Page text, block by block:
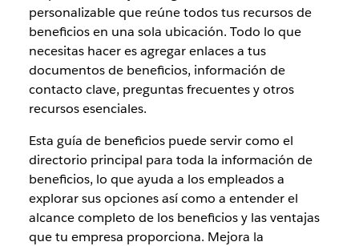
personalizable que reúne todos tus recursos de
beneficios en una sola ubicación. Todo lo que
necesitas hacer es agregar enlaces a tus
documentos de beneficios, información de
contacto clave, preguntas frecuentes y otros
recursos esenciales.
Esta guía de beneficios puede servir como el
directorio principal para toda la información de
beneficios, lo que ayuda a los empleados a
explorar sus opciones así como a entender el
alcance completo de los beneficios y las ventajas
que tu empresa proporciona. Mejora la